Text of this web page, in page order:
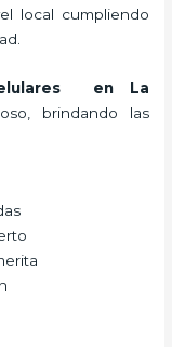
local cumpliendo
en La
brindando las